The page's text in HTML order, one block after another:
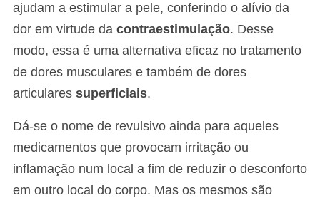
ajudam a estimular a pele, conferindo o alívio da
dor em virtude da contraestimulação. Desse
modo, essa é uma alternativa eficaz no tratamento
de dores musculares e também de dores
articulares superficiais.
Dá-se o nome de revulsivo ainda para aqueles
medicamentos que provocam irritação ou
inflamação num local a fim de reduzir o desconforto
em outro local do corpo. Mas os mesmos são